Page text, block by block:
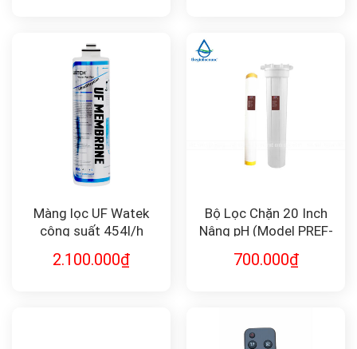
Màng lọc UF Watek
công suất 454l/h
2.100.000₫
Bộ Lọc Chặn 20 Inch
Nâng pH (Model PREF-
Nước Axit
700.000₫